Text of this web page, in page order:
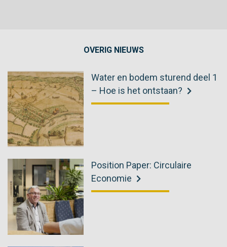
OVERIG NIEUWS
Water en bodem sturend deel 1
– Hoe is het ontstaan?
Position Paper: Circulaire
Economie